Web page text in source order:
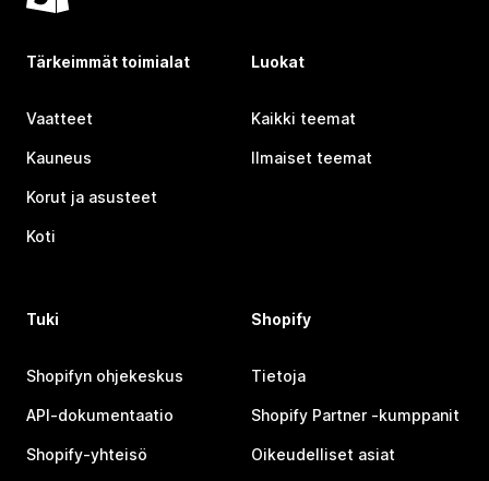
Tärkeimmät toimialat
Vaatteet
Kauneus
Korut ja asusteet
Koti
Luokat
Kaikki teemat
Ilmaiset teemat
Tuki
Shopifyn ohjekeskus
API-dokumentaatio
Shopify-yhteisö
Shopify
Tietoja
Shopify Partner ‑kumppanit
Oikeudelliset asiat